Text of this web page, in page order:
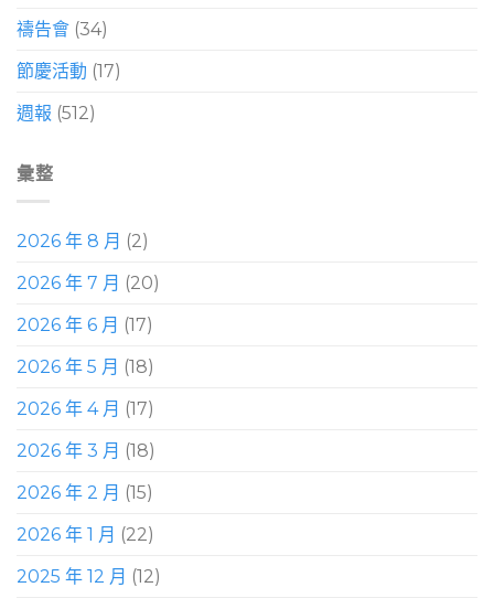
禱告會 (34)
節慶活動 (17)
週報 (512)
彙整
2026 年 8 月 (2)
2026 年 7 月 (20)
2026 年 6 月 (17)
2026 年 5 月 (18)
2026 年 4 月 (17)
2026 年 3 月 (18)
2026 年 2 月 (15)
2026 年 1 月 (22)
2025 年 12 月 (12)